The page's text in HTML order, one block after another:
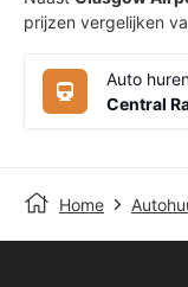
prijzen vergelijken
Auto
Central
Home